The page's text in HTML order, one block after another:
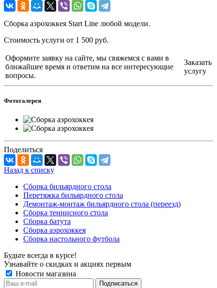
Сборка аэрохоккея Start Line любой модели.
Стоимость услуги от 1 500 руб.
Оформите заявку на сайте, мы свяжемся с вами в
ближайшее время и ответим на все интересующие
вопросы.
Заказать
услугу
Фотогалерея
Поделиться
Назад к списку
Сборка бильярдного стола
Перетяжка бильярдного стола
Демонтаж-монтаж бильярдного стола (переезд)
Сборка теннисного стола
Сборка батута
Сборка аэрохоккея
Сборка настольного футбола
Будьте всегда в курсе!
Узнавайте о скидках и акциях первым
Новости магазина